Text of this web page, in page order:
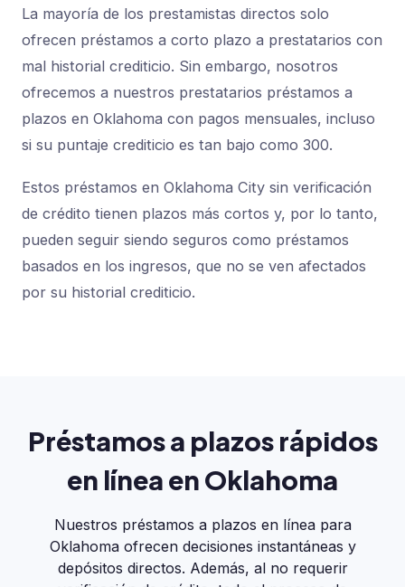
La mayoría de los prestamistas directos solo
ofrecen préstamos a corto plazo a prestatarios con
mal historial crediticio. Sin embargo, nosotros
ofrecemos a nuestros prestatarios préstamos a
plazos en Oklahoma con pagos mensuales, incluso
si su puntaje crediticio es tan bajo como 300.
Estos préstamos en Oklahoma City sin verificación
de crédito tienen plazos más cortos y, por lo tanto,
pueden seguir siendo seguros como préstamos
basados ​​en los ingresos, que no se ven afectados
por su historial crediticio.
Préstamos a plazos rápidos
en línea en Oklahoma
Nuestros préstamos a plazos en línea para
Oklahoma ofrecen decisiones instantáneas y
depósitos directos. Además, al no requerir